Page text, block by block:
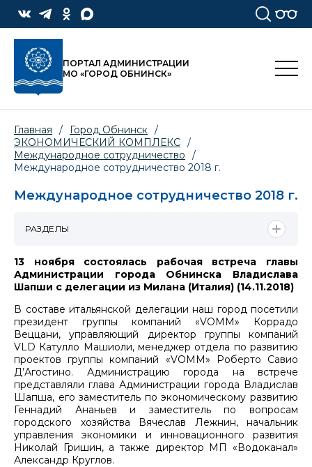
ПОРТАЛ АДМИНИСТРАЦИИ
МО «ГОРОД ОБНИНСК»
Главная / Город Обнинск /
ЭКОНОМИЧЕСКИЙ КОМПЛЕКС /
Международное сотрудничество
/
Международное сотрудничество 2018 г.
Международное сотрудничество 2018 г.
13 ноября состоялась рабочая встреча главы
Администрации города Обнинска Владислава
Шапши с делегации из Милана (Италия) (14.11.2018)
В составе итальянской делегации наш город посетили
президент группы компаний «VOMM» Коррадо
Веццани, управляющий директор группы компаний
VLD Катулло Машиоли, менеджер отдела по развитию
проектов группы компаний «VOMM» Роберто Савио
Д’Агостино. Администрацию города на встрече
представляли глава Администрации города Владислав
Шапша, его заместитель по экономическому развитию
Геннадий Ананьев и заместитель по вопросам
городского хозяйства Вячеслав Лежнин, начальник
управления экономики и инновационного развития
Николай Гришин, а также директор МП «Водоканал»
Александр Круглов.
РАЗДЕЛЫ